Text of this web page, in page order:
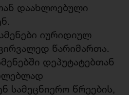
დაახლოებული
იურიდიულ
წარიმართა.
დეპუტატებთან
სამეცნიერო წრეების,